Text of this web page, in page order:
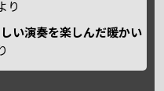
り
い演奏を楽しんだ暖かい